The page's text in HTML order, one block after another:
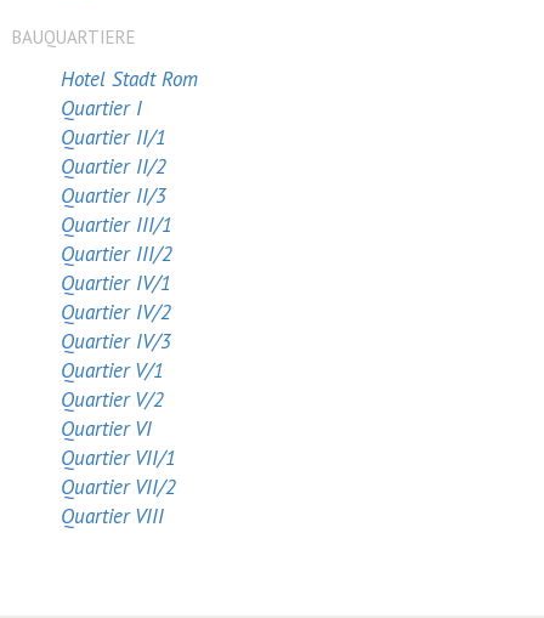
BAUQUARTIERE
Hotel Stadt Rom
Quartier I
Quartier II/1
Quartier II/2
Quartier II/3
Quartier III/1
Quartier III/2
Quartier IV/1
Quartier IV/2
Quartier IV/3
Quartier V/1
Quartier V/2
Quartier VI
Quartier VII/1
Quartier VII/2
Quartier VIII